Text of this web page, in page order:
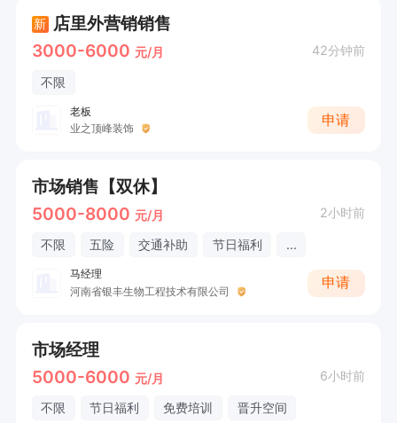
新 店里外营销销售
3000-6000 元/月 42分钟前
不限
老板
业之顶峰装饰
申请
市场销售【双休】
5000-8000 元/月 2小时前
不限 五险 交通补助 节日福利 ...
马经理
河南省银丰生物工程技术有限公司
申请
市场经理
5000-6000 元/月 6小时前
不限 节日福利 免费培训 晋升空间